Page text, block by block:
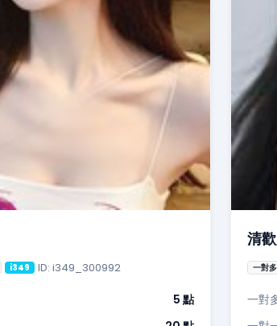
i349 ID: i349_300992
5 點
清
一對
一對